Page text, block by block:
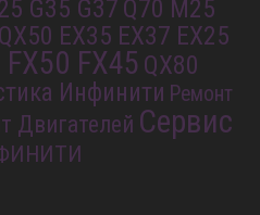
G35 G37 Q70 M25
EX35 EX37 EX25
FX45 QX80
Инфинити Ремонт
Двигателей Сервис